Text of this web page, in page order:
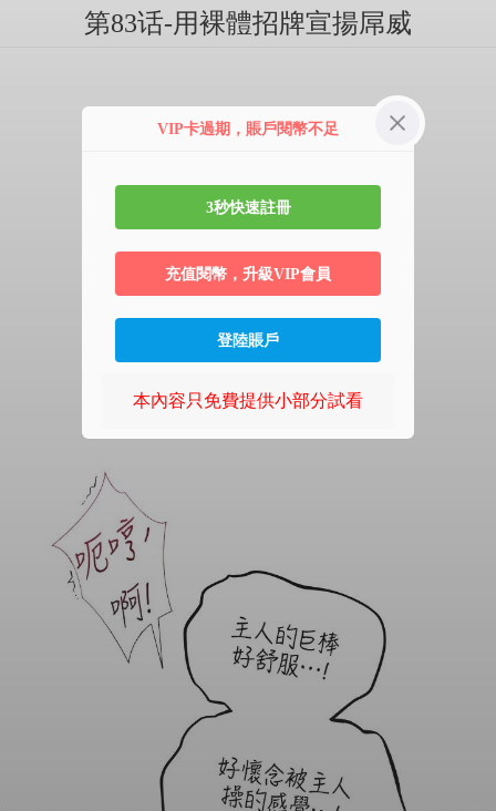
第83话-用裸體招牌宣揚屌威
VIP卡過期，賬戶閱幣不足
3秒快速註冊
充值閱幣，升級VIP會員
登陸賬戶
本內容只免費提供小部分試看